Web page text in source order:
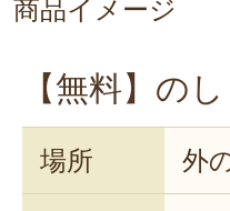
商品イメージ
【無料】の
場所 外